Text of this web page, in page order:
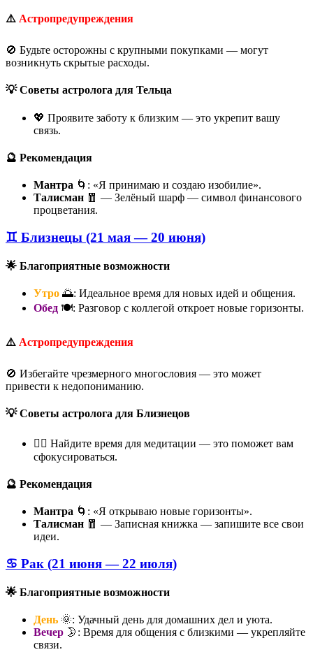
⚠️ Астропредупреждения
🚫 Будьте осторожны с крупными покупками — могут
возникнуть скрытые расходы.
💡 Советы астролога для Тельца
💖 Проявите заботу к близким — это укрепит вашу
связь.
🔮 Рекомендация
Мантра 🌀: «Я принимаю и создаю изобилие».
Талисман 🧧 — Зелёный шарф — символ финансового
процветания.
♊ Близнецы (21 мая — 20 июня)
🌟 Благоприятные возможности
Утро 🌅: Идеальное время для новых идей и общения.
Обед 🍽️: Разговор с коллегой откроет новые горизонты.
⚠️ Астропредупреждения
🚫 Избегайте чрезмерного многословия — это может
привести к недопониманию.
💡 Советы астролога для Близнецов
🧘‍♂️ Найдите время для медитации — это поможет вам
сфокусироваться.
🔮 Рекомендация
Мантра 🌀: «Я открываю новые горизонты».
Талисман 🧧 — Записная книжка — запишите все свои
идеи.
♋ Рак (21 июня — 22 июля)
🌟 Благоприятные возможности
День 🌞: Удачный день для домашних дел и уюта.
Вечер 🌛: Время для общения с близкими — укрепляйте
связи.